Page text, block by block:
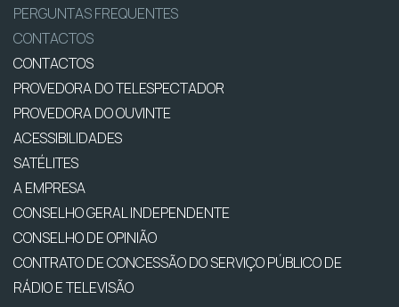
PERGUNTAS FREQUENTES
CONTACTOS
CONTACTOS
PROVEDORA DO TELESPECTADOR
PROVEDORA DO OUVINTE
ACESSIBILIDADES
SATÉLITES
A EMPRESA
CONSELHO GERAL INDEPENDENTE
CONSELHO DE OPINIÃO
CONTRATO DE CONCESSÃO DO SERVIÇO PÚBLICO DE
RÁDIO E TELEVISÃO